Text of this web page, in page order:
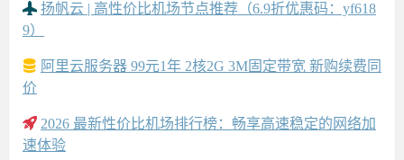
扬帆云 | 高性价比机场节点推荐（6.9折优惠码：yf618
9）
阿里云服务器 99元1年 2核2G 3M固定带宽 新购续费同
价
2026 最新性价比机场排行榜：畅享高速稳定的网络加
速体验